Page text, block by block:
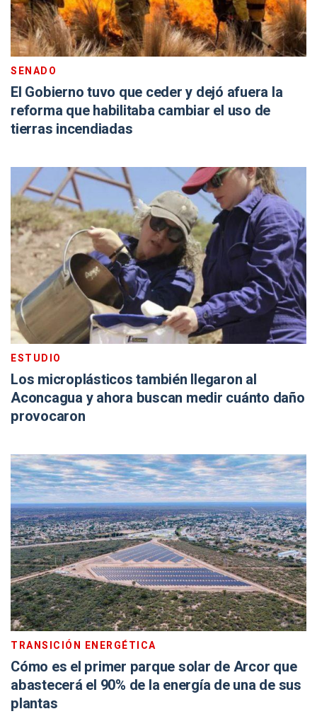
SENADO
El Gobierno tuvo que ceder y dejó afuera la
reforma que habilitaba cambiar el uso de
tierras incendiadas
ESTUDIO
Los microplásticos también llegaron al
Aconcagua y ahora buscan medir cuánto daño
provocaron
TRANSICIÓN ENERGÉTICA
Cómo es el primer parque solar de Arcor que
abastecerá el 90% de la energía de una de sus
plantas